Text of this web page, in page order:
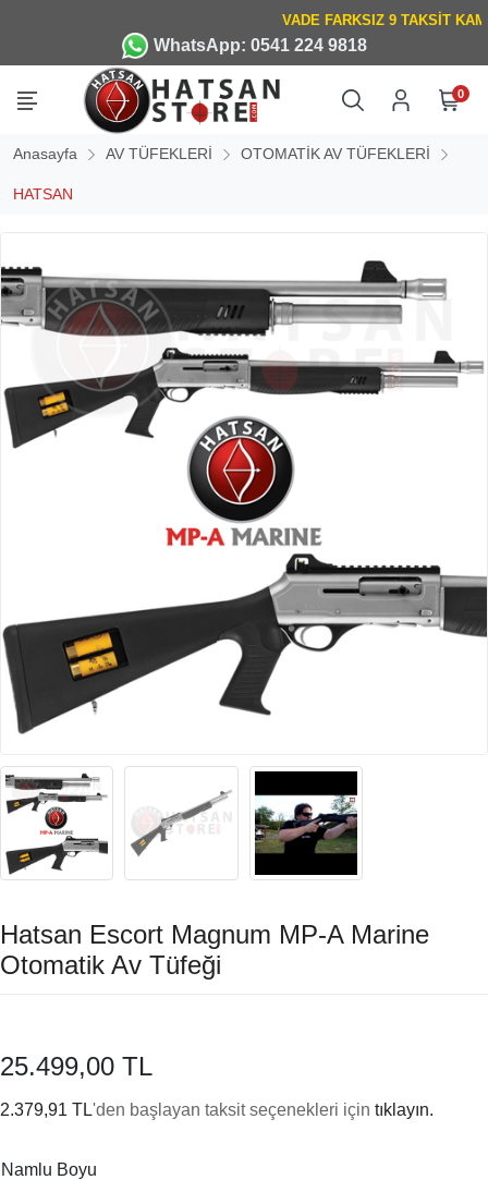
WhatsApp: 0541 224 9818
0
Anasayfa AV TÜFEKLERİ OTOMATİK AV TÜFEKLERİ
HATSAN
Hatsan Escort Magnum MP-A Marine
Otomatik Av Tüfeği
25.499,00 TL
2.379,91 TL'den başlayan taksit seçenekleri için tıklayın.
Namlu Boyu